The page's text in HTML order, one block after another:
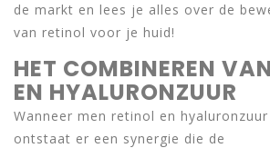
de markt en lees je alles over de
van retinol voor je huid!
HET COMBINEREN
EN HYALURONZUUR
Wanneer men retinol en
ontstaat er een synergie die de